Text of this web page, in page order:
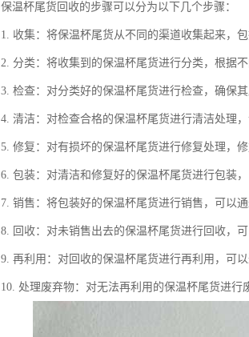
保温杯尾货回收的步骤可以分为以下几个步骤：
1. 收集：将保温杯尾货从不同的渠道收集起来，
2. 分类：将收集到的保温杯尾货进行分类，根据
3. 检查：对分类好的保温杯尾货进行检查，确保其
4. 清洁：对检查合格的保温杯尾货进行清洁处理，
5. 修复：对有损坏的保温杯尾货进行修复处理，修
6. 包装：对清洁和修复好的保温杯尾货进行包装，
7. 销售：将包装好的保温杯尾货进行销售，可以
8. 回收：对未销售出去的保温杯尾货进行回收，
9. 再利用：对回收的保温杯尾货进行再利用，可
10. 处理废弃物：对无法再利用的保温杯尾货进行